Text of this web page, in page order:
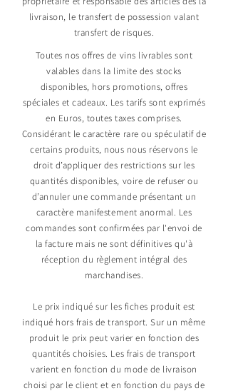
livraison, le transfert de possession valant
transfert de risques.
Toutes nos offres de vins livrables sont
valables dans la limite des stocks
disponibles, hors promotions, offres
spéciales et cadeaux. Les tarifs sont exprimés
en Euros, toutes taxes comprises.
Considérant le caractère rare ou spéculatif de
certains produits, nous nous réservons le
droit d’appliquer des restrictions sur les
quantités disponibles, voire de refuser ou
d’annuler une commande présentant un
caractère manifestement anormal. Les
commandes sont confirmées par l'envoi de
la facture mais ne sont définitives qu'à
réception du règlement intégral des
marchandises.
Le prix indiqué sur les fiches produit est
indiqué hors frais de transport. Sur un même
produit le prix peut varier en fonction des
quantités choisies. Les frais de transport
varient en fonction du mode de livraison
choisi par le client et en fonction du pays de